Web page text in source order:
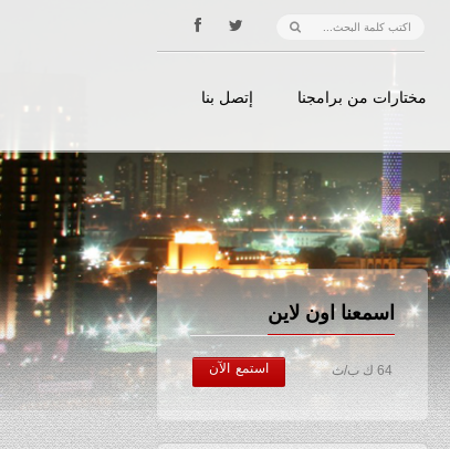
مختارات من برامجنا إتصل بنا
اسمعنا اون لاين
64 ك ب/ث استمع الآن